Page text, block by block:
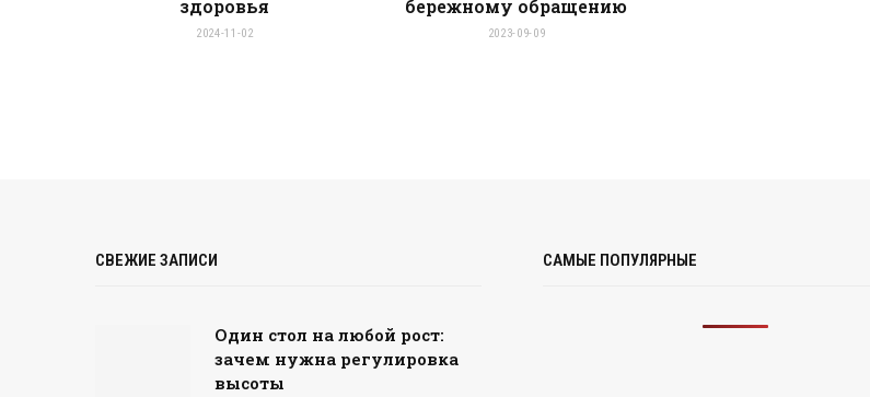
здоровья
2024-11-02
бережному обращению
2023-09-09
СВЕЖИЕ ЗАПИСИ
Один стол на любой рост:
зачем нужна регулировка
высоты
САМЫЕ ПОПУЛЯРНЫЕ